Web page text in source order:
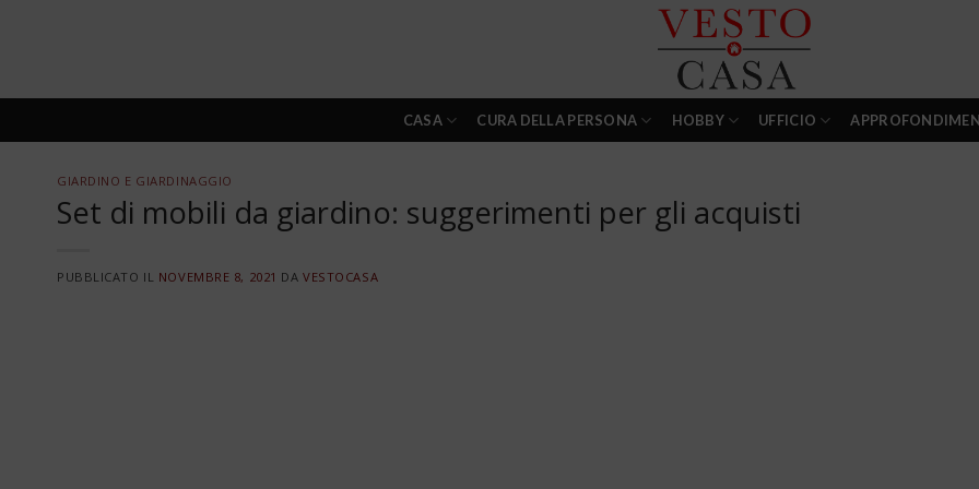
CASA CURA DELLA PERSONA HOBBY UFFICIO
GIARDINO E GIARDINAGGIO
Set di mobili da giardino: suggerimenti per gli acquisti
PUBBLICATO IL NOVEMBRE 8, 2021 DAVESTOCASA